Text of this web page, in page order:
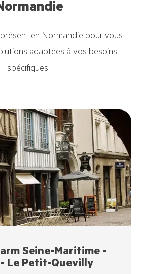
en Normandie pour vous
adaptées à vos besoins
spécifiques :
Seine-Maritime -
Le Petit-Quevilly